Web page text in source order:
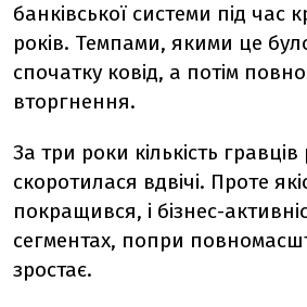
банківської системи під час
років. Темпами, якими це
спочатку ковід, а потім
вторгнення.
За три роки кількість
скоротилася вдвічі. Проте
покращився, і бізнес-
сегментах, попри
зростає.